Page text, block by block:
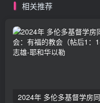
相关推荐